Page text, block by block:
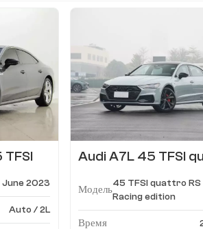
June 2023
Auto / 2L
Audi A7L 45 TFSI
Модель
45 TFSI quattro RS
Racing edition
Время